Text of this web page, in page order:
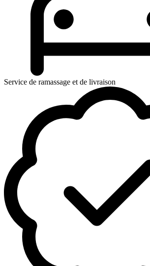
Service de ramassage et de livraison